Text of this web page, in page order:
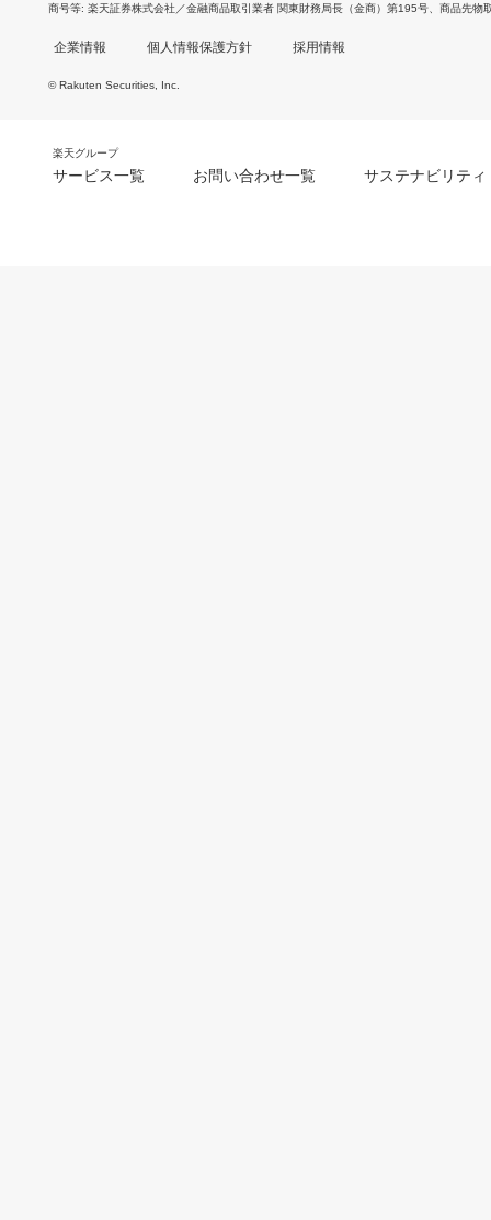
商号等 楽天証券株式会社／金融商品取引業者 関東財務局長（金商）第195号、商品先物
企業情報 個人情報保護方針 採用情報
© Rakuten Securities, Inc.
楽天グループ
サービス一覧 お問い合わせ一覧 サステナビリティ